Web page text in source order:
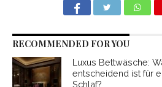
RECOMMENDED FOR YOU
Luxus Bettwäsche:
entscheidend ist für
Schlaf?